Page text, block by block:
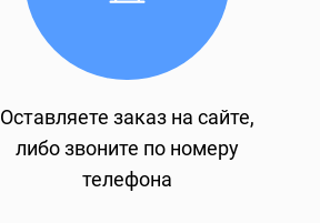
Оставляете заказ на сайте,
либо звоните по номеру
телефона